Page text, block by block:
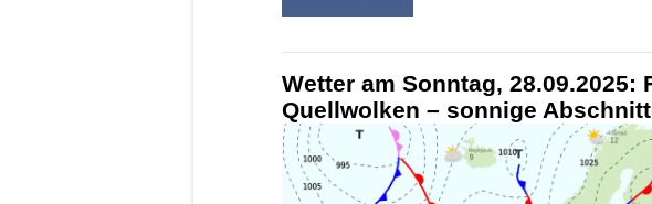
Wetter am Sonntag, 28.09.2025:
Quellwolken – sonnige